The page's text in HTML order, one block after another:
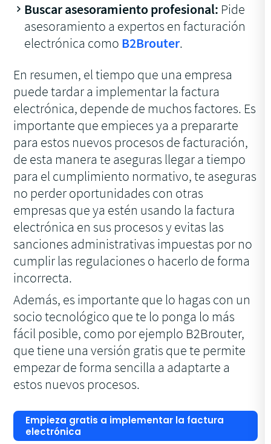
Buscar asesoramiento profesional: Pide
asesoramiento a expertos en facturación
electrónica como B2Brouter.
En resumen, el tiempo que una empresa
puede tardar a implementar la factura
electrónica, depende de muchos factores. Es
importante que empieces ya a prepararte
para estos nuevos procesos de facturación,
de esta manera te aseguras llegar a tiempo
para el cumplimiento normativo, te aseguras
no perder oportunidades con otras
empresas que ya estén usando la factura
electrónica en sus procesos y evitas las
sanciones administrativas impuestas por no
cumplir las regulaciones o hacerlo de forma
incorrecta.
Además, es importante que lo hagas con un
socio tecnológico que te lo ponga lo más
fácil posible, como por ejemplo B2Brouter,
que tiene una versión gratis que te permite
empezar de forma sencilla a adaptarte a
estos nuevos procesos.
Empieza gratis a implementar la factura
electrónica